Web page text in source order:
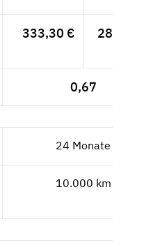
333,30 € 280,08
0,67
24 Monate
10.000 km